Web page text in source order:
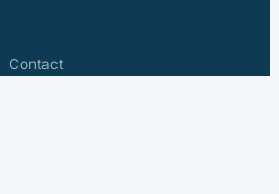
Contact